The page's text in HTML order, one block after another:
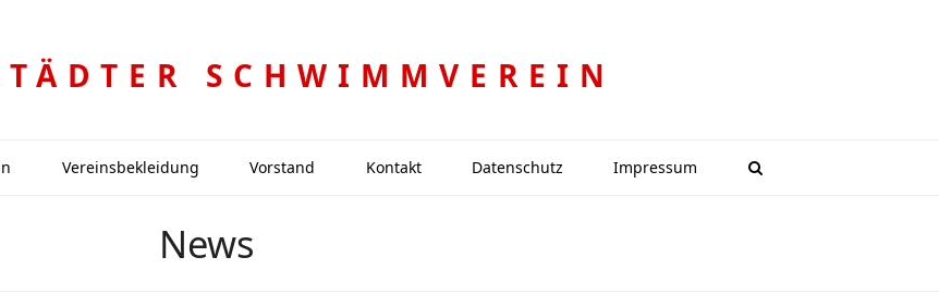
SCHWIMMVEREIN
Vereinsbekleidung Vorstand Kontakt Datenschutz Impressum
News